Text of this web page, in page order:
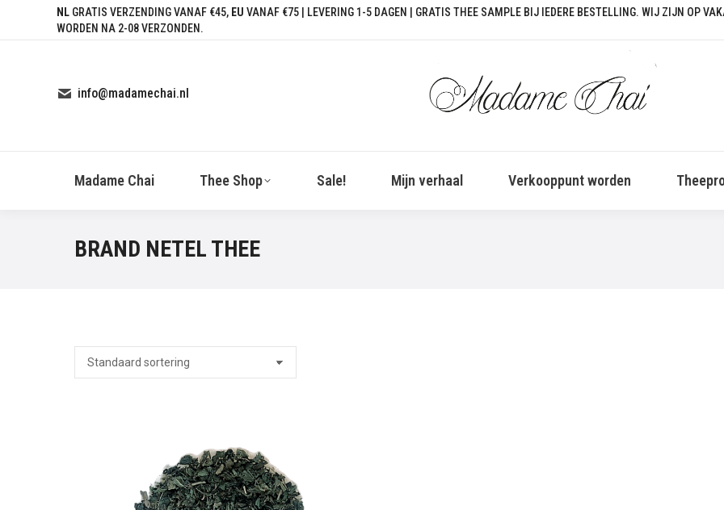
NL GRATIS VERZENDING VANAF €45, EU VANAF €75 | LEVERING 1-5 DAGEN | GRATIS THEE SAMPLE BIJ IEDERE BESTELLING. WIJ ZIJN OP
WORDEN NA 2-08 VERZONDEN.
info@madamechai.nl
Madame Chai Thee Shop Sale! Mijn verhaal Verkooppunt worden
BRAND NETEL THEE